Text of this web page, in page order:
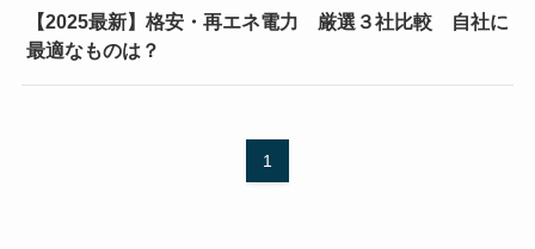
【2025最新】格安・再エネ電力 厳選３社比較 自社に
最適なものは？
1